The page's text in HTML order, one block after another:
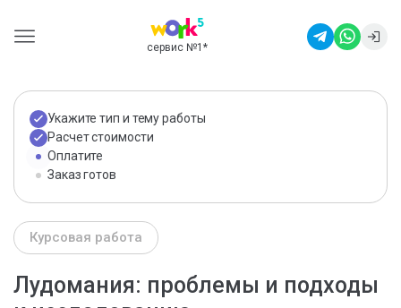
сервис №1 *
Укажите тип и тему работы
Расчет стоимости
Оплатите
Заказ готов
Курсовая работа
Лудомания: проблемы и подходы